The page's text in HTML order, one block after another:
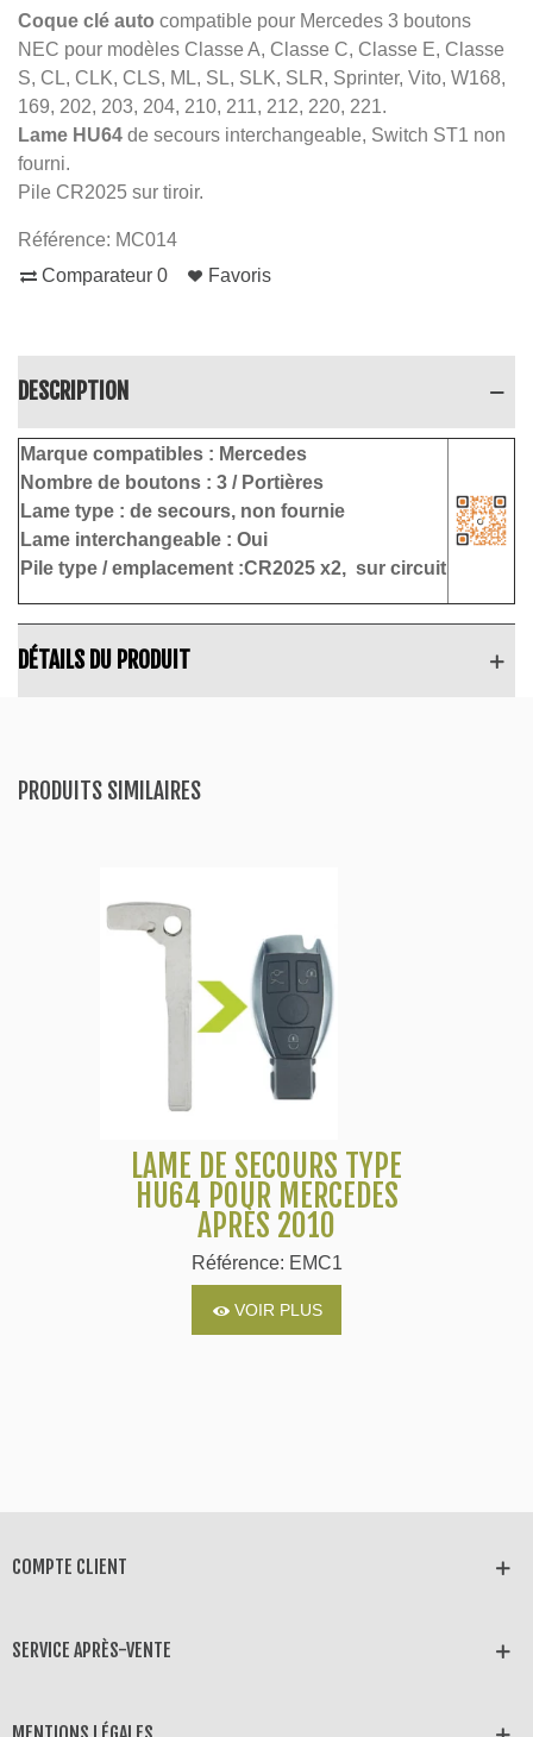
Coque clé auto compatible pour Mercedes 3 boutons
NEC pour modèles Classe A, Classe C, Classe E, Classe
S, CL, CLK, CLS, ML, SL, SLK, SLR, Sprinter, Vito, W168,
169, 202, 203, 204, 210, 211, 212, 220, 221.
Lame HU64 de secours interchangeable, Switch ST1 non
fourni.
Pile CR2025 sur tiroir.
Référence: MC014
Comparateur 0 Favoris
DESCRIPTION
Marque compatibles : Mercedes
Nombre de boutons : 3 / Portières
Lame type : de secours, non fournie
Lame interchangeable : Oui
Pile type / emplacement :CR2025 x2, sur circuit
DÉTAILS DU PRODUIT
PRODUITS SIMILAIRES
LAME DE SECOURS TYPE
HU64 POUR MERCEDES
APRÈS 2010
Référence: EMC1
VOIR PLUS
COMPTE CLIENT
SERVICE APRÈS-VENTE